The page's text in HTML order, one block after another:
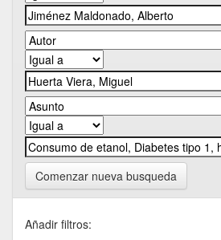
Comenzar nueva busqueda
Añadir filtros: